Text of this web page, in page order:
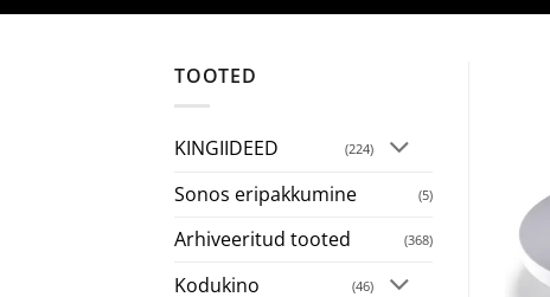
TOOTED
KINGIIDEED (224)
Sonos eripakkumine (5)
Arhiveeritud tooted (368)
Kodukino (46)